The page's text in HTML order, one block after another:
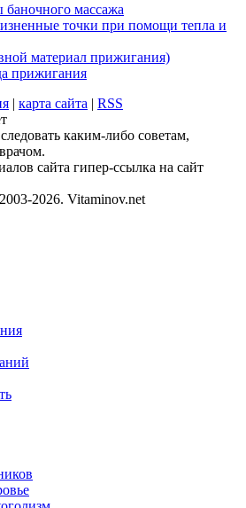
массажа
точки при помощи тепла и
материал прижигания)
прижигания
| карта сайта | RSS
каким-либо советам,
сайта гипер-ссылка на сайт
2026. Vitaminov.net